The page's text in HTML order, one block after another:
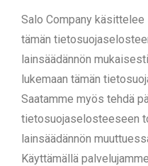
Salo Company
tämän
lainsäädännön
lukemaan tämän
Saatamme myös tehdä
tietosuojaselosteeseen
lainsäädännön
Käyttämällä